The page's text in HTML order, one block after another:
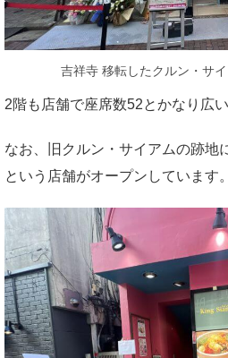
吉祥寺 移転したクルン・サ
2階も店舗で座席数52とかなり広い
なお、旧クルン・サイアムの跡地
という店舗がオープンしています。